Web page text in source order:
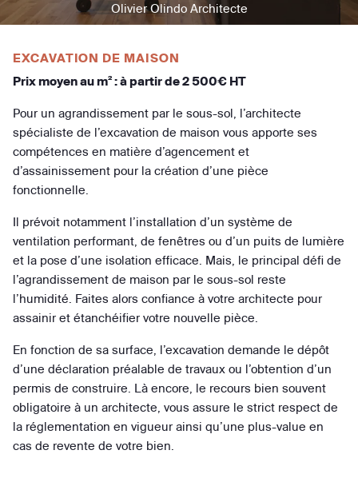
Olivier Olindo Architecte
EXCAVATION DE MAISON
Prix moyen au m² : à partir de 2 500€ HT
Pour un agrandissement par le sous-sol, l’architecte
spécialiste de l’excavation de maison vous apporte ses
compétences en matière d’agencement et
d’assainissement pour la création d’une pièce
fonctionnelle.
Il prévoit notamment l’installation d’un système de
ventilation performant, de fenêtres ou d’un puits de lumière
et la pose d’une isolation efficace. Mais, le principal défi de
l’agrandissement de maison par le sous-sol reste
l’humidité. Faites alors confiance à votre architecte pour
assainir et étanchéifier votre nouvelle pièce.
En fonction de sa surface, l’excavation demande le dépôt
d’une déclaration préalable de travaux ou l’obtention d’un
permis de construire. Là encore, le recours bien souvent
obligatoire à un architecte, vous assure le strict respect de
la réglementation en vigueur ainsi qu’une plus-value en
cas de revente de votre bien.